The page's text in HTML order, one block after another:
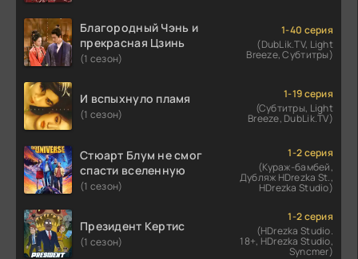
Благородный Чэнь и
прекрасная Цзинь
(1 сезон)
1-40 серия
(DubLik.TV, Light
Breeze, Субтитры)
И вспыхнуло пламя
(1 сезон)
1-19 серия
(Субтитры, Light
Breeze, DubLik.TV)
Стюарт Блум не смог
спасти вселенную
(1 сезон)
1-2 серия
(Кураж-бамбей,
Дубляж HDrezka St.,
HDrezka Studio)
Президент Кертис
(1 сезон)
1-2 серия
(HDrezka Studio.
18+, HDrezka Studio,
Syncmer)